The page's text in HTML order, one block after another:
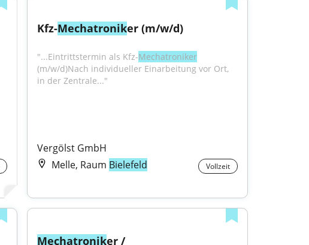
Kfz-Mechatroniker (m/w/d)
"...Eintrittstermin als Kfz-Mechatroniker
(m/w/d)Nach individueller Einarbeitung vor Ort,
in der Zentrale..."
Vergölst GmbH
Melle, Raum Bielefeld Vollzeit
Mechatroniker /